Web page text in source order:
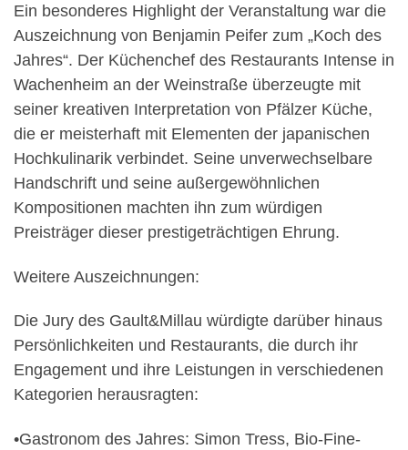
Ein besonderes Highlight der Veranstaltung war die
Auszeichnung von Benjamin Peifer zum „Koch des
Jahres“. Der Küchenchef des Restaurants Intense in
Wachenheim an der Weinstraße überzeugte mit
seiner kreativen Interpretation von Pfälzer Küche,
die er meisterhaft mit Elementen der japanischen
Hochkulinarik verbindet. Seine unverwechselbare
Handschrift und seine außergewöhnlichen
Kompositionen machten ihn zum würdigen
Preisträger dieser prestigeträchtigen Ehrung.
Weitere Auszeichnungen:
Die Jury des Gault&Millau würdigte darüber hinaus
Persönlichkeiten und Restaurants, die durch ihr
Engagement und ihre Leistungen in verschiedenen
Kategorien herausragten:
•Gastronom des Jahres: Simon Tress, Bio-Fine-